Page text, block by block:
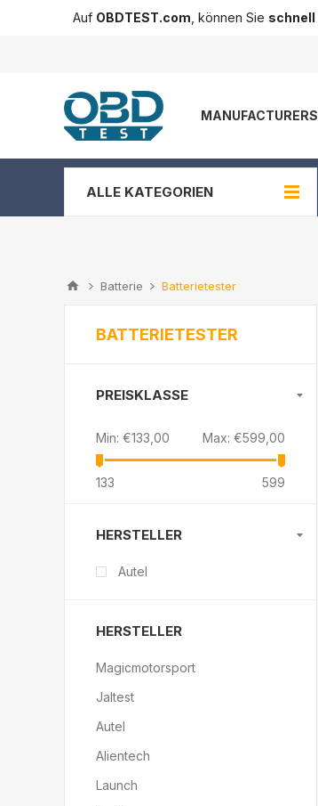
Auf OBDTEST.com , können Sie schnell
MANUFACTURERS
ALLE KATEGORIEN
Batterie Batterietester
BATTERIETESTER
PREISKLASSE
Min: €133,00 Max: €599,00
133 599
HERSTELLER
Autel
HERSTELLER
Magicmotorsport
Jaltest
Autel
Alientech
Launch